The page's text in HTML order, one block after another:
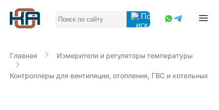
Главная Измерители и регуляторы температуры
Контроллеры для вентиляции, отопления, ГВС и котельных